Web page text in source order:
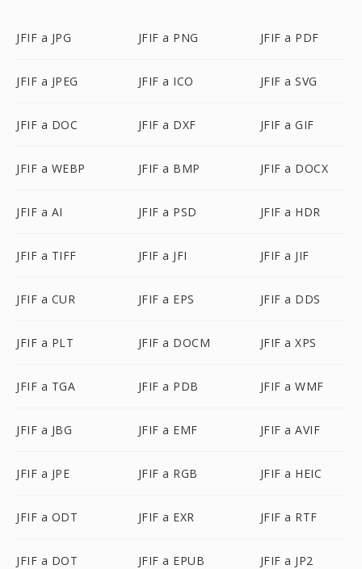
JFIF a JPG JFIF a PNG JFIF a PDF
JFIF a JPEG JFIF a ICO JFIF a SVG
JFIF a DOC JFIF a DXF JFIF a GIF
JFIF a WEBP JFIF a BMP JFIF a DOCX
JFIF a AI JFIF a PSD JFIF a HDR
JFIF a TIFF JFIF a JFI JFIF a JIF
JFIF a CUR JFIF a EPS JFIF a DDS
JFIF a PLT JFIF a DOCM JFIF a XPS
JFIF a TGA JFIF a PDB JFIF a WMF
JFIF a JBG JFIF a EMF JFIF a AVIF
JFIF a JPE JFIF a RGB JFIF a HEIC
JFIF a ODT JFIF a EXR JFIF a RTF
JFIF a DOT JFIF a EPUB JFIF a JP2